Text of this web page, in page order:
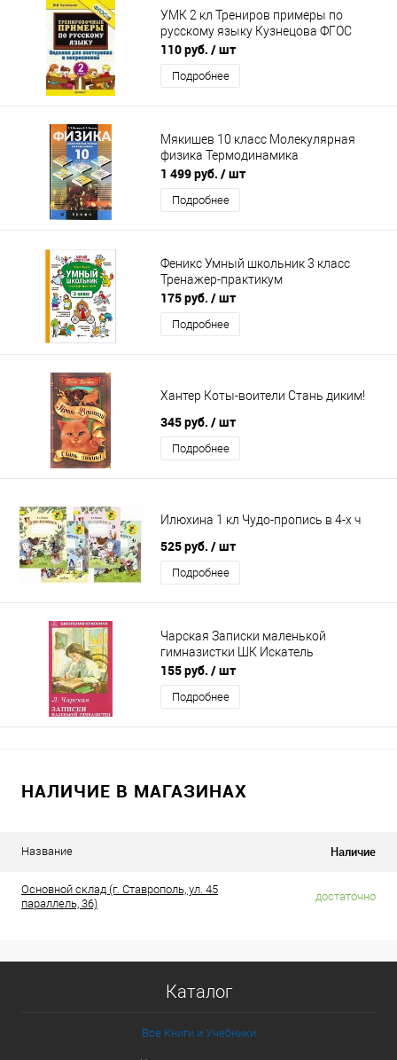
УМК 2 кл Трениров примеры по
русскому языку Кузнецова ФГОС
110 руб. / шт
Подробнее
Мякишев 10 класс Молекулярная
физика Термодинамика
1 499 руб. / шт
Подробнее
Феникс Умный школьник 3 класс
Тренажер-практикум
175 руб. / шт
Подробнее
Хантер Коты-воители Стань диким!
345 руб. / шт
Подробнее
Илюхина 1 кл Чудо-пропись в 4-х ч
525 руб. / шт
Подробнее
Чарская Записки маленькой
гимназистки ШК Искатель
155 руб. / шт
Подробнее
НАЛИЧИЕ В МАГАЗИНАХ
Название Наличие
Основной склад (г. Ставрополь, ул. 45
параллель, 36)
достаточно
Каталог
Все Книги и Учебники